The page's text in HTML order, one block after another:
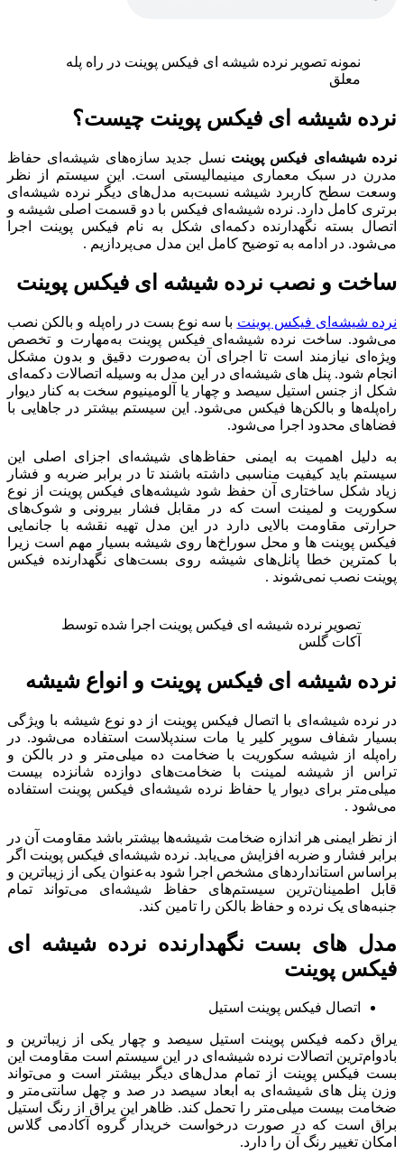
نمونه تصویر نرده شیشه ای فیکس پوینت در راه پله
معلق
نرده شیشه ای فیکس پوینت چیست؟
نرده شیشه‌ای فیکس پوینت نسل جدید سازه‌های شیشه‌ای حفاظ
مدرن در سبک معماری مینیمالیستی است. این سیستم از نظر
وسعت سطح کاربرد شیشه نسبت‌به مدل‌های دیگر نرده شیشه‌ای
برتری کامل دارد. نرده شیشه‌ای فیکس با دو قسمت اصلی شیشه و
اتصال بسته نگهدارنده دکمه‌ای شکل به نام فیکس پوینت اجرا
می‌شود. در ادامه به توضیح کامل این مدل می‌پردازیم .
ساخت و نصب نرده شیشه ای فیکس پوینت
نرده شیشه‌ای فیکس پوینت با سه نوع بست در راه‌پله و بالکن نصب
می‌شود. ساخت نرده شیشه‌ای فیکس پوینت به‌مهارت و تخصص
ویژه‌ای نیازمند است تا اجرای آن به‌صورت دقیق و بدون مشکل
انجام شود. پنل های شیشه‌ای در این مدل به وسیله اتصالات دکمه‌ای
شکل از جنس استیل سیصد و چهار یا آلومینیوم سخت به کنار دیوار
راه‌پله‌ها و بالکن‌ها فیکس می‌شود. این سیستم بیشتر در جاهایی با
فضاهای محدود اجرا می‌شود.
به دلیل اهمیت به ایمنی حفاظ‌های شیشه‌ای اجزای اصلی این
سیستم باید کیفیت مناسبی داشته باشند تا در برابر ضربه و فشار
زیاد شکل ساختاری آن حفظ شود شیشه‌های فیکس پوینت از نوع
سکوریت و لمینت است که در مقابل فشار بیرونی و شوک‌های
حرارتی مقاومت بالایی دارد در این مدل تهیه نقشه با جانمایی
فیکس پوینت ها و محل سوراخ‌ها روی شیشه بسیار مهم است زیرا
با کمترین خطا پانل‌های شیشه روی بست‌های نگهدارنده فیکس
پوینت نصب نمی‌شوند .
تصویر نرده شیشه ای فیکس پوینت اجرا شده توسط
آکات گلس
نرده شیشه ای فیکس پوینت و انواع شیشه
در نرده شیشه‌ای با اتصال فیکس پوینت از دو نوع شیشه با ویژگی
بسیار شفاف سوپر کلیر یا مات سندپلاست استفاده می‌شود. در
راه‌پله از شیشه سکوریت با ضخامت ده میلی‌متر و در بالکن و
تراس از شیشه لمینت با ضخامت‌های دوازده شانزده بیست
میلی‌متر برای دیوار یا حفاظ نرده شیشه‌ای فیکس پوینت استفاده
می‌شود .
از نظر ایمنی هر اندازه ضخامت شیشه‌ها بیشتر باشد مقاومت آن در
برابر فشار و ضربه افزایش می‌یابد. نرده شیشه‌ای فیکس پوینت اگر
براساس استانداردهای مشخص اجرا شود به‌عنوان یکی از زیباترین و
قابل اطمینان‌ترین سیستم‌های حفاظ شیشه‌ای می‌تواند تمام
جنبه‌های یک نرده و حفاظ بالکن را تامین کند.
مدل های بست نگهدارنده نرده شیشه ای
فیکس پوینت
اتصال فیکس پوینت استیل
یراق دکمه فیکس پوینت استیل سیصد و چهار یکی از زیباترین و
بادوام‌ترین اتصالات نرده شیشه‌ای در این سیستم است مقاومت این
بست فیکس پوینت از تمام مدل‌های دیگر بیشتر است و می‌تواند
وزن پنل های شیشه‌ای به ابعاد سیصد در صد و چهل سانتی‌متر و
ضخامت بیست میلی‌متر را تحمل کند. ظاهر این یراق از رنگ استیل
براق است که در صورت درخواست خریدار گروه آکادمی گلاس
امکان تغییر رنگ آن را دارد.